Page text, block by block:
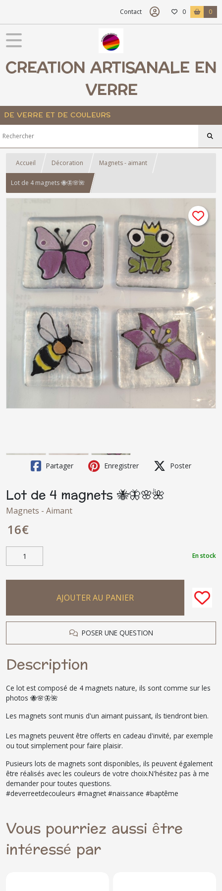
Contact 0 0
CREATION ARTISANALE EN
VERRE
DE VERRE ET DE COULEURS
Accueil Décoration Magnets - aimant
Lot de 4 magnets 🐝🦋🌸🌺
Partager Enregistrer Poster
Lot de 4 magnets 🐝🦋🌸🌺
Magnets - Aimant
16€
En stock
AJOUTER AU PANIER
POSER UNE QUESTION
Description
Ce lot est composé de 4 magnets nature, ils sont comme sur les
photos 🐝🌸🦋🌺
Les magnets sont munis d'un aimant puissant, ils tiendront bien.
Les magnets peuvent être offerts en cadeau d'invité, par exemple
ou tout simplement pour faire plaisir.
Pusieurs lots de magnets sont disponibles, ils peuvent également
être réalisés avec les couleurs de votre choix.N'hésitez pas à me
demander pour toutes questions.
#deverreetdecouleurs #magnet #naissance #baptême
Vous pourriez aussi être
intéressé par